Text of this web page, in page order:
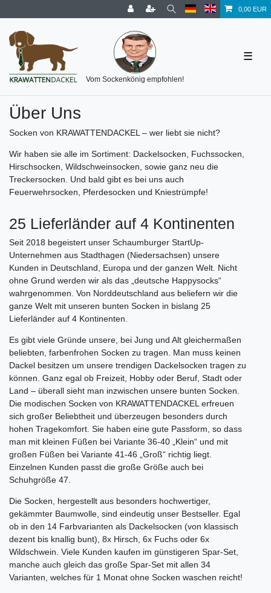
0,00 EUR
Vom Sockenkönig empfohlen!
☰
Über Uns
Socken von KRAWATTENDACKEL – wer liebt sie nicht?
Wir haben sie alle im Sortiment: Dackelsocken, Fuchssocken,
Hirschsocken, Wildschweinsocken, sowie ganz neu die
Treckersocken. Und bald gibt es bei uns auch
Feuerwehrsocken, Pferdesocken und Kniestrümpfe!
25 Lieferländer auf 4 Kontinenten
Seit 2018 begeistert unser Schaumburger StartUp-
Unternehmen aus Stadthagen (Niedersachsen) unsere
Kunden in Deutschland, Europa und der ganzen Welt. Nicht
ohne Grund werden wir als das „deutsche Happysocks“
wahrgenommen. Von Norddeutschland aus beliefern wir die
ganze Welt mit unseren bunten Socken in bislang 25
Lieferländer auf 4 Kontinenten.
Es gibt viele Gründe unsere, bei Jung und Alt gleichermaßen
beliebten, farbenfrohen Socken zu tragen. Man muss keinen
Dackel besitzen um unsere trendigen Dackelsocken tragen zu
können. Ganz egal ob Freizeit, Hobby oder Beruf, Stadt oder
Land – überall sieht man inzwischen unsere bunten Socken.
Die modischen Socken von KRAWATTENDACKEL erfreuen
sich großer Beliebtheit und überzeugen besonders durch
hohen Tragekomfort. Sie haben eine gute Passform, so dass
man mit kleinen Füßen bei Variante 36-40 „Klein“ und mit
großen Füßen bei Variante 41-46 „Groß“ richtig liegt.
Einzelnen Kunden passt die große Größe auch bei
Schuhgröße 47.
Die Socken, hergestellt aus besonders hochwertiger,
gekämmter Baumwolle, sind eindeutig unser Bestseller. Egal
ob in den 14 Farbvarianten als Dackelsocken (von klassisch
dezent bis knallig bunt), 8x Hirsch, 6x Fuchs oder 6x
Wildschwein. Viele Kunden kaufen im günstigeren Spar-Set,
manche auch gleich das große Spar-Set mit allen 34
Varianten, welches für 1 Monat ohne Socken waschen reicht!